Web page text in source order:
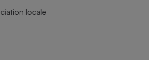
locale